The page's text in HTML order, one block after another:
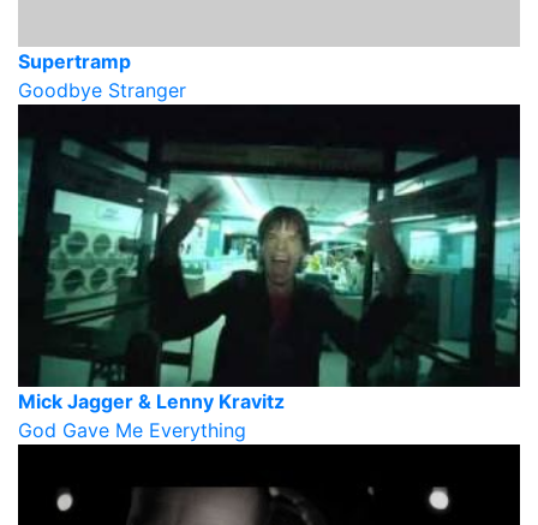
Supertramp
Goodbye Stranger
Mick Jagger & Lenny Kravitz
God Gave Me Everything